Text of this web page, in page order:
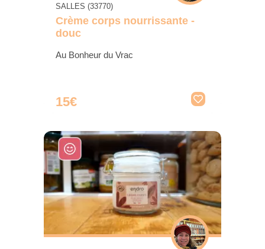
SALLES (33770)
Crème corps nourrissante -
douc
Au Bonheur du Vrac
15€